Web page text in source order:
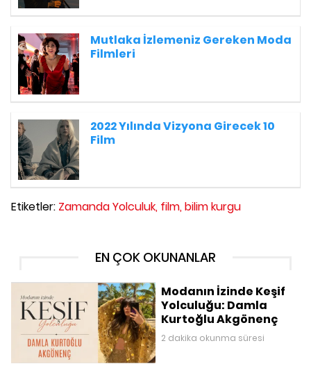
Mutlaka İzlemeniz Gereken Moda
Filmleri
2022 Yılında Vizyona Girecek 10
Film
Etiketler: Zamanda Yolculuk, film,bilim kurgu
EN ÇOK OKUNANLAR
Modanın İzinde Keşif
Yolculuğu: Damla
Kurtoğlu Akgönenç
2 dakika okunma süresi